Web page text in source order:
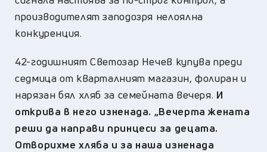
производителят заподозря нелоялна
конкуренция.
42-годишният Светозар Нечев купува преди
седмица от кварталният магазин, фолиран и
нарязан бял хляб за семейната вечеря. И
открива в него изненада. „Вечерта жената
реши да направи принцеси за децата.
Отворихме хляба и за наша изненада